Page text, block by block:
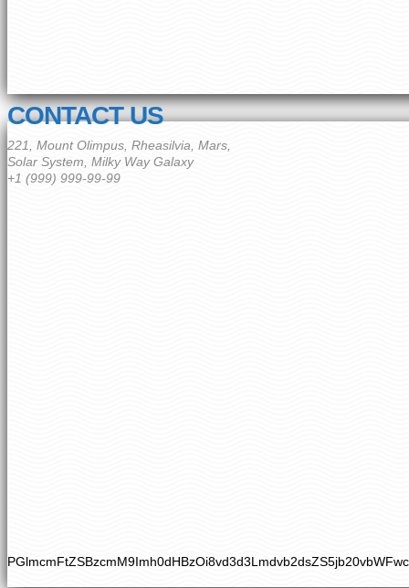
CONTACT US
221, Mount Olimpus, Rheasilvia, Mars,
Solar System, Milky Way Galaxy
+1 (999) 999-99-99